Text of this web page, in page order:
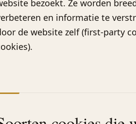
bezoekt. Ze worden
en informatie te
de website zelf (first-party